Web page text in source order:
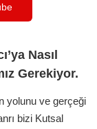
Nasıl
Gerekiyor.
yolunu ve gerçeği
bizi Kutsal